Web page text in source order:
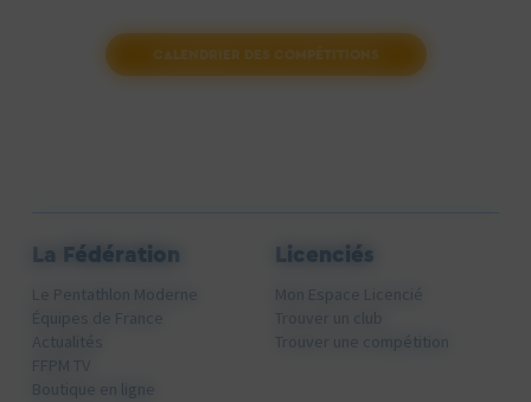
CALENDRIER DES COMPÉTITIONS
La Fédération
Le Pentathlon Moderne
Équipes de France
Actualités
FFPM TV
Boutique en ligne
Licenciés
Mon Espace Licencié
Trouver un club
Trouver une compétition